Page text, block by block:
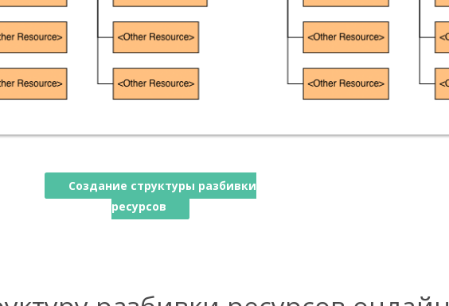
Создание структуры разбивки
ресурсов